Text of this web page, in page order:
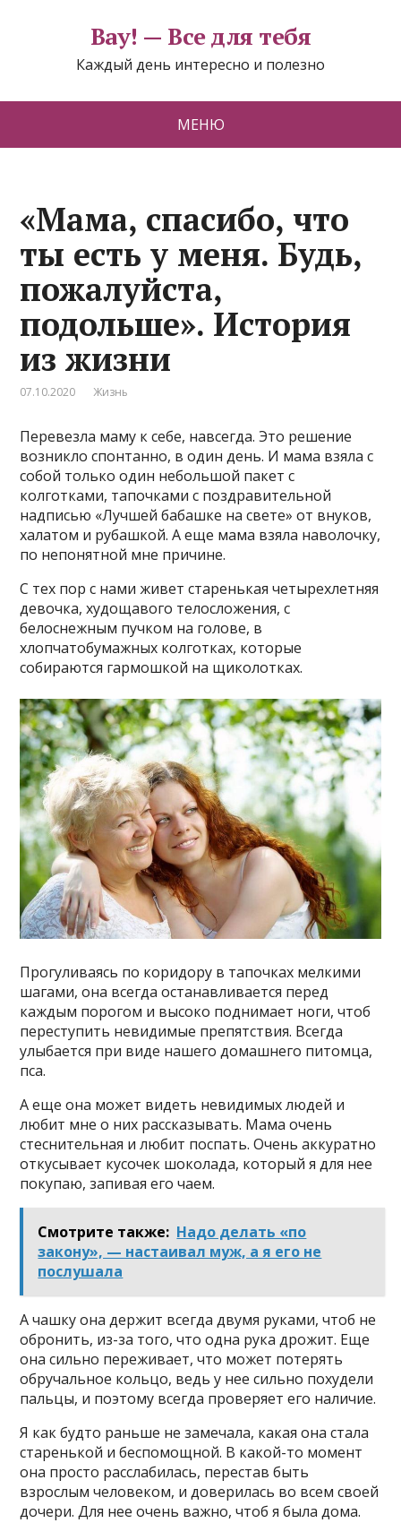
Вау! — Все для тебя
Каждый день интересно и полезно
МЕНЮ
«Мама, спасибо, что
ты есть у меня. Будь,
пожалуйста,
подольше». История
из жизни
07.10.2020 Жизнь
Перевезла маму к себе, навсегда. Это решение
возникло спонтанно, в один день. И мама взяла с
собой только один небольшой пакет с
колготками, тапочками с поздравительной
надписью «Лучшей бабашке на свете» от внуков,
халатом и рубашкой. А еще мама взяла наволочку,
по непонятной мне причине.
С тех пор с нами живет старенькая четырехлетняя
девочка, худощавого телосложения, с
белоснежным пучком на голове, в
хлопчатобумажных колготках, которые
собираются гармошкой на щиколотках.
Прогуливаясь по коридору в тапочках мелкими
шагами, она всегда останавливается перед
каждым порогом и высоко поднимает ноги, чтоб
переступить невидимые препятствия. Всегда
улыбается при виде нашего домашнего питомца,
пса.
А еще она может видеть невидимых людей и
любит мне о них рассказывать. Мама очень
стеснительная и любит поспать. Очень аккуратно
откусывает кусочек шоколада, который я для нее
покупаю, запивая его чаем.
Смотрите также: Надо делать «по
закону», — настаивал муж, а я его не
послушала
А чашку она держит всегда двумя руками, чтоб не
обронить, из-за того, что одна рука дрожит. Еще
она сильно переживает, что может потерять
обручальное кольцо, ведь у нее сильно похудели
пальцы, и поэтому всегда проверяет его наличие.
Я как будто раньше не замечала, какая она стала
старенькой и беспомощной. В какой-то момент
она просто расслабилась, перестав быть
взрослым человеком, и доверилась во всем своей
дочери. Для нее очень важно, чтоб я была дома.